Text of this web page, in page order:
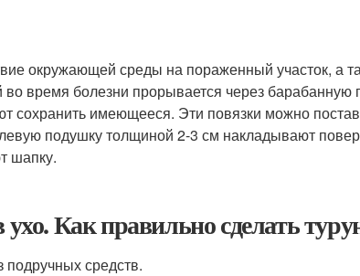
окружающей среды на пораженный участок, а
время болезни прорывается через барабанную
сохранить имеющееся. Эти повязки можно
подушку толщиной 2-3 см накладывают
шапку.
Как правильно сделать
средств.